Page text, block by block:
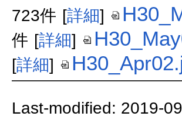
723件 [詳細]
件 [詳細]
[詳細]
Last-modified: 2019-